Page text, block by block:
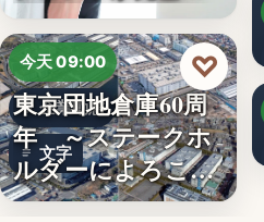
活武田久…
今天 09:00
企業動態
文字
東京団地倉庫60周
年 ～ステークホ
ルダーによろこば
れる…
♡
＜OPEN＞折りた